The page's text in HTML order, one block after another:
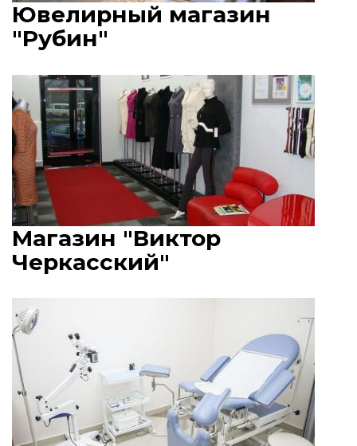
Ювелирный магазин
"Рубин"
Магазин "Виктор
Черкасский"